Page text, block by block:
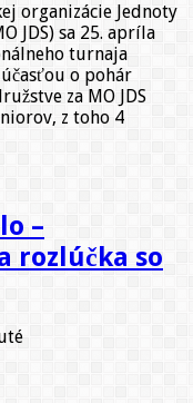
kolkoch
2017
organizácie Jednoty
JDS) sa 25. apríla
turnaja
o pohár
za MO JDS
z toho 4
–
rozlúčka so
na